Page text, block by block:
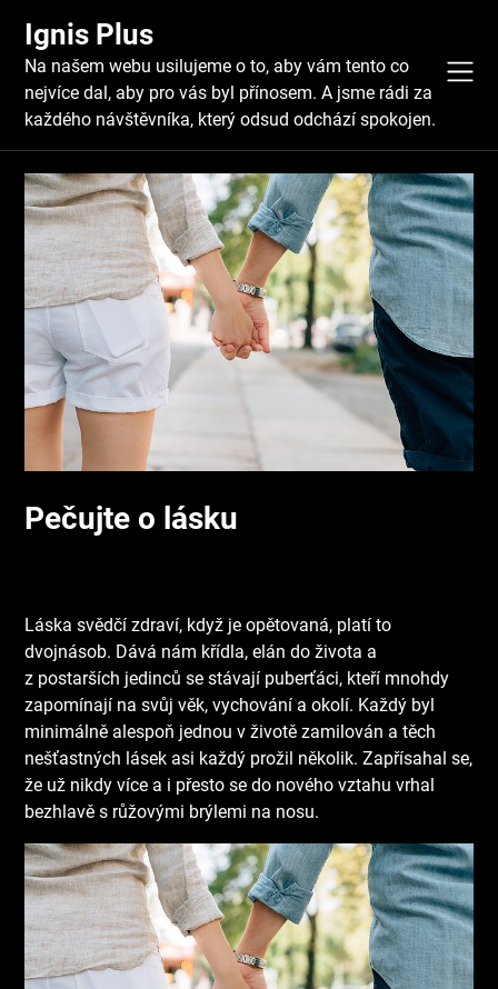
content
Ignis Plus
Na našem webu usilujeme o to, aby vám tento co
nejvíce dal, aby pro vás byl přínosem. A jsme rádi za
každého návštěvníka, který odsud odchází spokojen.
Pečujte o lásku
Láska svědčí zdraví, když je opětovaná, platí to
dvojnásob. Dává nám křídla, elán do života a
z postarších jedinců se stávají puberťáci, kteří mnohdy
zapomínají na svůj věk, vychování a okolí. Každý byl
minimálně alespoň jednou v životě zamilován a těch
nešťastných lásek asi každý prožil několik. Zapřísahal se,
že už nikdy více a i přesto se do nového vztahu vrhal
bezhlavě s růžovými brýlemi na nosu.